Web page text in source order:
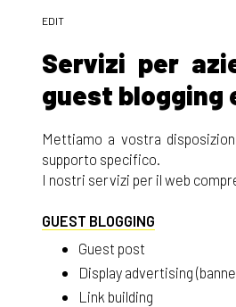
EDIT
Servizi per
guest blogging
Mettiamo a vostra
supporto specifico.
I nostri servizi per il web
GUEST BLOGGING
Guest post
Display advertising
Link building